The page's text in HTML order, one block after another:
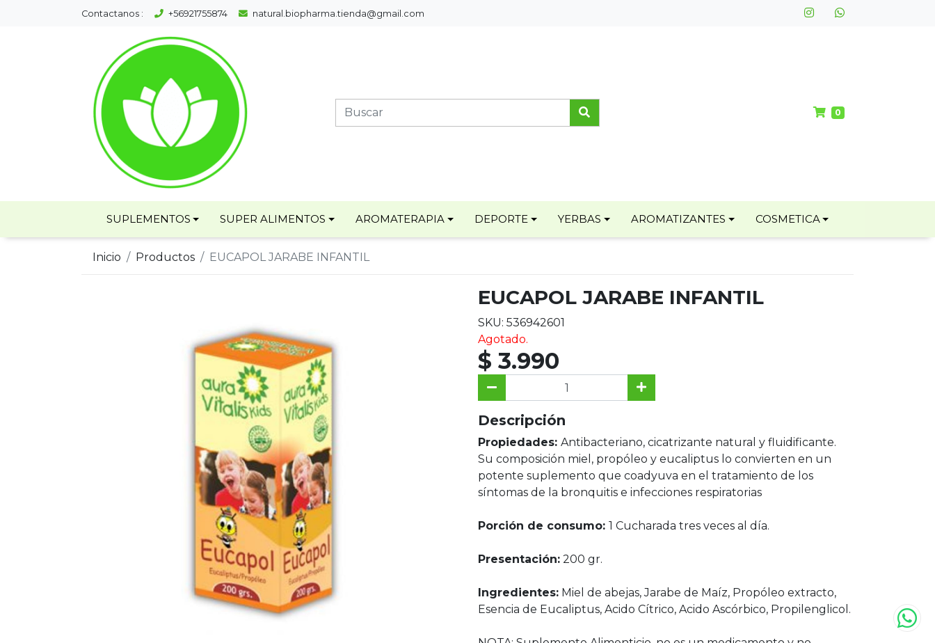
Contactanos : +56921755874 natural.biopharma.tienda@gmail.com
0
SUPLEMENTOS SUPER ALIMENTOS AROMATERAPIA DEPORTE YERBAS AROMATIZANTES COSMETICA
Inicio Productos EUCAPOL JARABE INFANTIL
EUCAPOL JARABE INFANTIL
SKU: 536942601
Agotado.
$ 3.990
Descripción
Propiedades: Antibacteriano, cicatrizante natural y fluidificante.
Su composición miel, propóleo y eucaliptus lo convierten en un
potente suplemento que coadyuva en el tratamiento de los
síntomas de la bronquitis e infecciones respiratorias
Porción de consumo: 1 Cucharada tres veces al día.
Presentación: 200 gr.
Ingredientes: Miel de abejas, Jarabe de Maíz, Propóleo extracto,
Esencia de Eucaliptus, Acido Cítrico, Acido Ascórbico, Propilenglicol.